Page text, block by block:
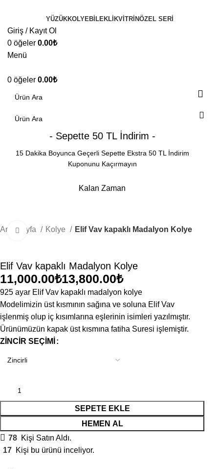
YÜZÜKKOLYEBILEKLIKVITRINÖZEL SERI
Giriş / Kayıt Ol
0 öğeler 0.00₺
Menü
0 öğeler 0.00₺
- Sepette 50 TL İndirim -
15 Dakika Boyunca Geçerli Sepette Ekstra 50 TL İndirim
Kuponunu Kaçırmayın
Kalan Zaman
Ana Sayfa Kolye Elif Vav kapaklı Madalyon Kolye
Büyütmek için tıklayın
Elif Vav kapaklı Madalyon Kolye
₺ ₺
925 ayar Elif Vav kapaklı madalyon kolye
Modelimizin üst kısmının sağına ve soluna Elif Vav
işlenmiş olup iç kısımlarına eşlerinin isimleri yazılmıştır.
Ürünümüzün kapak üst kısmına fatiha Suresi işlemiştir.
ZINCIR SEÇIMI
SEPETE EKLE
HEMEN AL
78 Kişi Satın Aldı.
17 Kişi bu ürünü inceliyor.